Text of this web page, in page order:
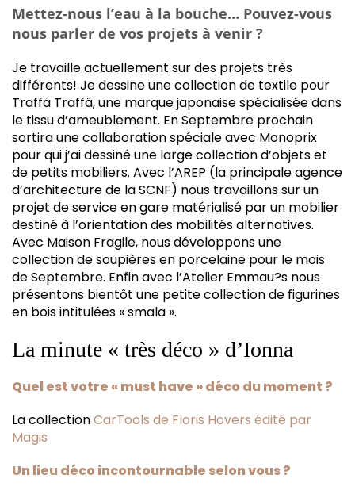
Mettez-nous l’eau à la bouche… Pouvez-vous
nous parler de vos projets à venir ?
Je travaille actuellement sur des projets très
différents! Je dessine une collection de textile pour
Traffä Traffâ, une marque japonaise spécialisée dans
le tissu d’ameublement. En Septembre prochain
sortira une collaboration spéciale avec Monoprix
pour qui j’ai dessiné une large collection d’objets et
de petits mobiliers. Avec l’AREP (la principale agence
d’architecture de la SCNF) nous travaillons sur un
projet de service en gare matérialisé par un mobilier
destiné à l’orientation des mobilités alternatives.
Avec Maison Fragile, nous développons une
collection de soupières en porcelaine pour le mois
de Septembre. Enfin avec l’Atelier Emmau?s nous
présentons bientôt une petite collection de figurines
en bois intitulées « smala ».
La minute « très déco » d’Ionna
Quel est votre « must have » déco du moment ?
La collectionCarTools de Floris Hovers édité par
Magis
Un lieu déco incontournable selon vous ?